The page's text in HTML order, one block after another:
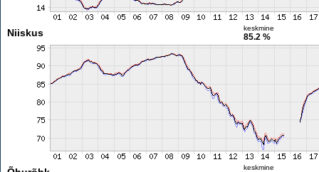
Niiskus keskmine
85.2 %
keskmine